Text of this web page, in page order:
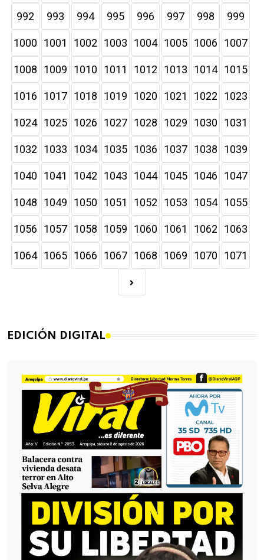
992 993 994 995 996 997 998 999
1000 1001 1002 1003 1004 1005 1006 1007
1008 1009 1010 1011 1012 1013 1014 1015
1016 1017 1018 1019 1020 1021 1022 1023
1024 1025 1026 1027 1028 1029 1030 1031
1032 1033 1034 1035 1036 1037 1038 1039
1040 1041 1042 1043 1044 1045 1046 1047
1048 1049 1050 1051 1052 1053 1054 1055
1056 1057 1058 1059 1060 1061 1062 1063
1064 1065 1066 1067 1068 1069 1070 1071
EDICIÓN DIGITAL